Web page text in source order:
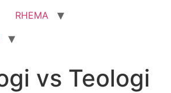
RHEMA
vs Teologi